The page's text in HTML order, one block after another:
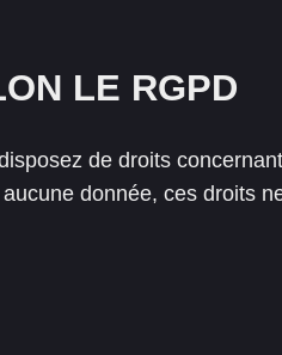
LE RGPD
de droits
donnée, ces droits